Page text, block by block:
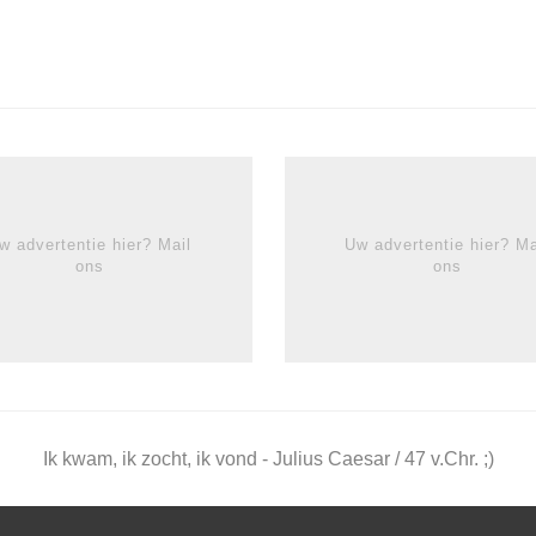
advertentie hier? Mail
ons
Uw advertentie hier?
ons
Ik kwam, ik zocht, ik vond - Julius Caesar / 47 v.Chr. ;)